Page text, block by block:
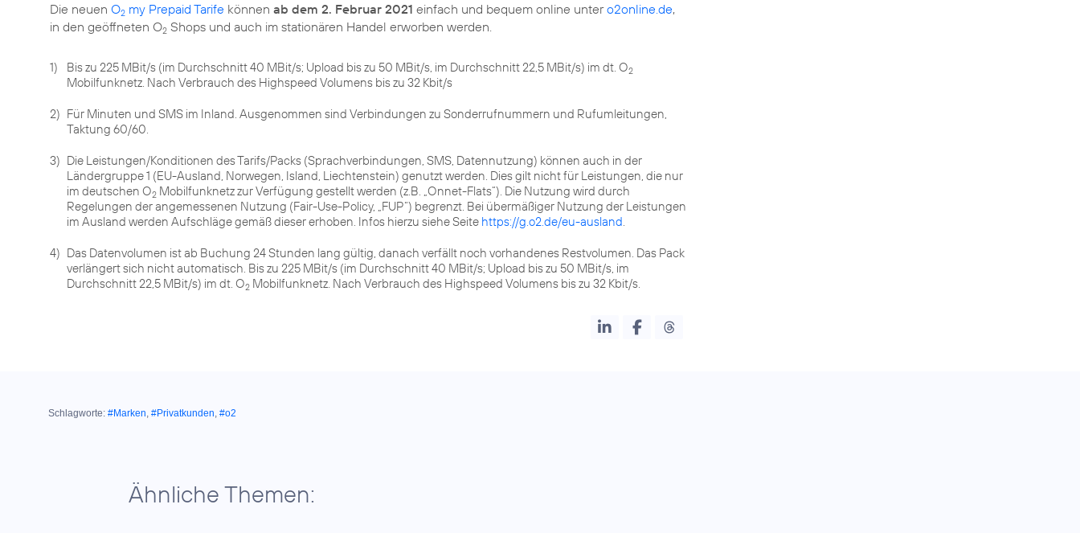
Die neuen O2 my Prepaid Tarife können ab dem 2. Februar 2021 einfach und bequem online untero2online.de,
in den geöffneten O2 Shops und auch im stationären Handel erworben werden.
1) Bis zu 225 MBit/s (im Durchschnitt 40 MBit/s; Upload bis zu 50 MBit/s, im Durchschnitt 22,5 MBit/s) im dt. O2
Mobilfunknetz. Nach Verbrauch des Highspeed Volumens bis zu 32 Kbit/s
2) Für Minuten und SMS im Inland. Ausgenommen sind Verbindungen zu Sonderrufnummern und Rufumleitungen,
Taktung 60/60.
3) Die Leistungen/Konditionen des Tarifs/Packs (Sprachverbindungen, SMS, Datennutzung) können auch in der
Ländergruppe 1 (EU-Ausland, Norwegen, Island, Liechtenstein) genutzt werden. Dies gilt nicht für Leistungen, die nur
im deutschen O2 Mobilfunknetz zur Verfügung gestellt werden (z.B. „Onnet-Flats“). Die Nutzung wird durch
Regelungen der angemessenen Nutzung (Fair-Use-Policy, „FUP“) begrenzt. Bei übermäßiger Nutzung der Leistungen
im Ausland werden Aufschläge gemäß dieser erhoben. Infos hierzu siehe Seite https://g.o2.de/eu-ausland.
4) Das Datenvolumen ist ab Buchung 24 Stunden lang gültig, danach verfällt noch vorhandenes Restvolumen. Das Pack
verlängert sich nicht automatisch. Bis zu 225 MBit/s (im Durchschnitt 40 MBit/s; Upload bis zu 50 MBit/s, im
Durchschnitt 22,5 MBit/s) im dt. O2 Mobilfunknetz. Nach Verbrauch des Highspeed Volumens bis zu 32 Kbit/s.
Schlagworte: #Marken, #Privatkunden, #o2
Ähnliche Themen: